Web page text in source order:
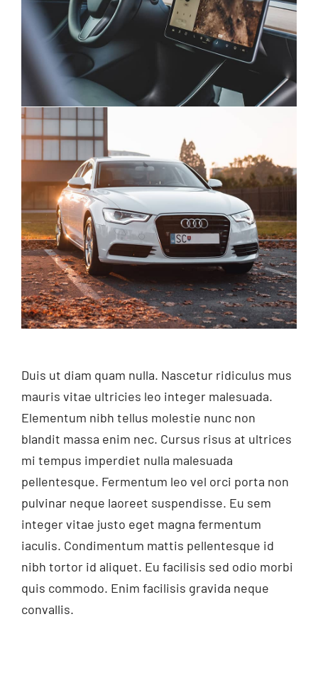
Duis ut diam quam nulla. Nascetur ridiculus mus
mauris vitae ultricies leo integer malesuada.
Elementum nibh tellus molestie nunc non
blandit massa enim nec. Cursus risus at ultrices
mi tempus imperdiet nulla malesuada
pellentesque. Fermentum leo vel orci porta non
pulvinar neque laoreet suspendisse. Eu sem
integer vitae justo eget magna fermentum
iaculis. Condimentum mattis pellentesque id
nibh tortor id aliquet. Eu facilisis sed odio morbi
quis commodo. Enim facilisis gravida neque
convallis.